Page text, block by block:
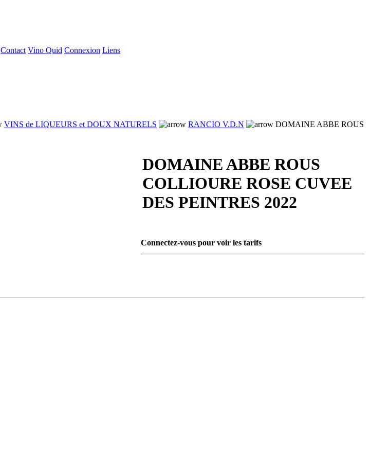
Contact Vino Quid Connexion Liens
VINS de LIQUEURS et DOUX NATURELS RANCIO V.D.N
DOMAINE ABBE ROUS
DOMAINE ABBE ROUS
COLLIOURE ROSE CUVEE
DES PEINTRES 2022
Connectez-vous pour voir les tarifs